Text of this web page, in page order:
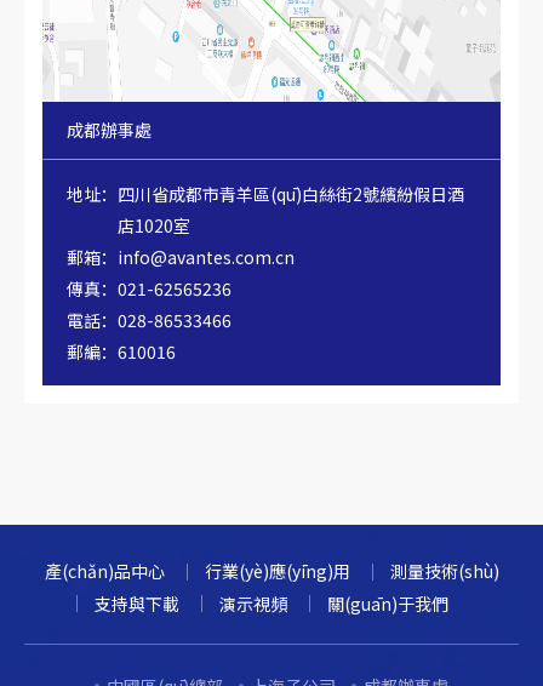
成都辦事處
地址： 四川省成都市青羊區(qū)白絲街2號繽紛假日酒
店1020室
郵箱： info@avantes.com.cn
傳真： 021-62565236
電話： 028-86533466
郵編： 610016
產(chǎn)品中心 行業(yè)應(yīng)用
測量技術(shù)
支持與下載
演示視頻 關(guān)于我們